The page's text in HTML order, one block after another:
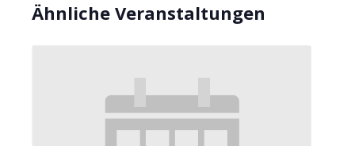
Ähnliche Veranstaltungen